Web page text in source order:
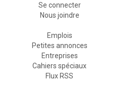
Se connecter
Nous joindre
Emplois
Petites annonces
Entreprises
Cahiers spéciaux
Flux RSS